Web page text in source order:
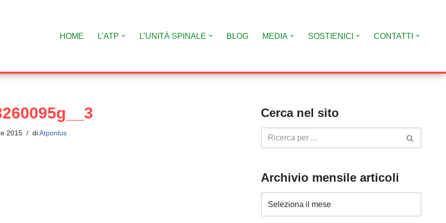
HOME L’ATP L’UNITÀ SPINALE BLOG MEDIA SOSTIENICI CONTATTI
2015 diAtponlus
Cerca nel sito
Archivio mensile articoli